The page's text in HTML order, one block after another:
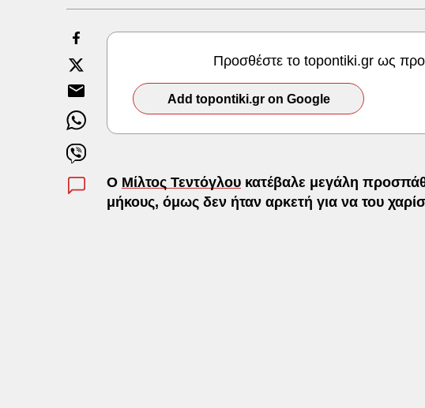
Προσθέστε το topontiki.gr ως
Add topontiki.gr on Google
Ο Μίλτος Τεντόγλου κατέβαλε μεγάλη
μήκους, όμως δεν ήταν αρκετή για να του